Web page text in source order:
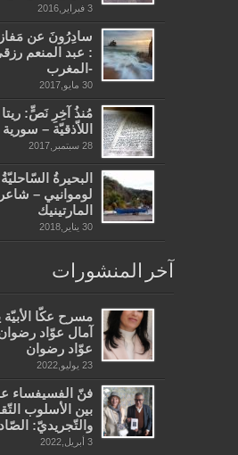
3 فبراير,2016
سادِرُونَ عن
: عبد المنعم
-المغرب
30 مايو,2017
مُنذُ آخِرِ نَصٍّ:
اللاّذقيّة – سورية
28 سبتمبر,2017
البحيرةُ
لوموانيي –
المارتينيك
30 يناير,2018
آخر المنشورات
مسرح عكّا
آمال عوّاد
عوّاد رضوان
23 يوليو,2022
فنّ الفسيفساء
بين الأسلوب
والتّجريديّ:
3 أبريل,2022